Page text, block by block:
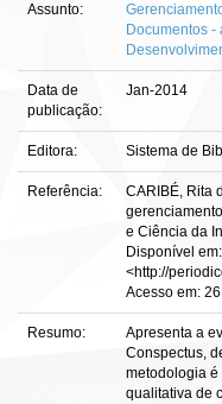
Assunto:
Documentos -
Data de
publicação:
Jan-2014
Editora: Sistema de
Referência:
CARIBÉ, Rita
e Ciência da
Disponível em:
<http://
Acesso em:
Resumo:
Apresenta a
Conspectus,
metodologia
qualitativa de